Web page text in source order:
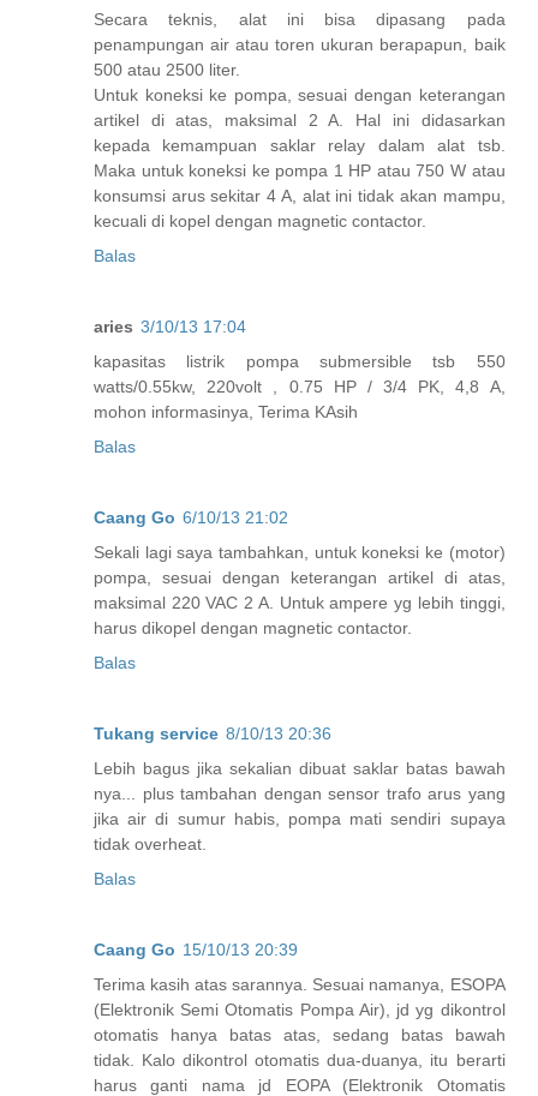
Secara teknis, alat ini bisa dipasang pada
penampungan air atau toren ukuran berapapun, baik
500 atau 2500 liter.
Untuk koneksi ke pompa, sesuai dengan keterangan
artikel di atas, maksimal 2 A. Hal ini didasarkan
kepada kemampuan saklar relay dalam alat tsb.
Maka untuk koneksi ke pompa 1 HP atau 750 W atau
konsumsi arus sekitar 4 A, alat ini tidak akan mampu,
kecuali di kopel dengan magnetic contactor.
Balas
aries 3/10/13 17:04
kapasitas listrik pompa submersible tsb 550
watts/0.55kw, 220volt , 0.75 HP / 3/4 PK, 4,8 A,
mohon informasinya, Terima KAsih
Balas
Caang Go 6/10/13 21:02
Sekali lagi saya tambahkan, untuk koneksi ke (motor)
pompa, sesuai dengan keterangan artikel di atas,
maksimal 220 VAC 2 A. Untuk ampere yg lebih tinggi,
harus dikopel dengan magnetic contactor.
Balas
Tukang service 8/10/13 20:36
Lebih bagus jika sekalian dibuat saklar batas bawah
nya... plus tambahan dengan sensor trafo arus yang
jika air di sumur habis, pompa mati sendiri supaya
tidak overheat.
Balas
Caang Go 15/10/13 20:39
Terima kasih atas sarannya. Sesuai namanya, ESOPA
(Elektronik Semi Otomatis Pompa Air), jd yg dikontrol
otomatis hanya batas atas, sedang batas bawah
tidak. Kalo dikontrol otomatis dua-duanya, itu berarti
harus ganti nama jd EOPA (Elektronik Otomatis